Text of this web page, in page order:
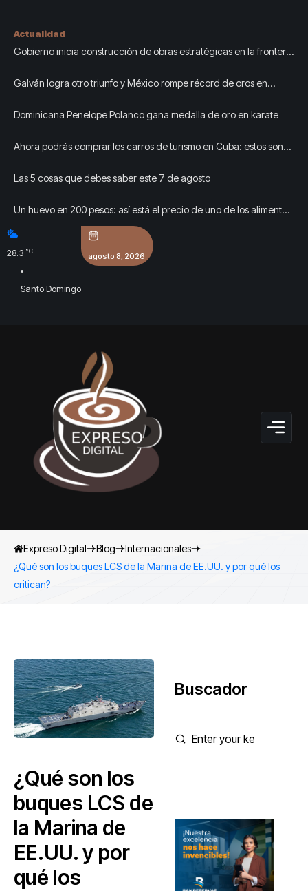
Actualidad
Gobierno inicia construcción de obras estratégicas en la frontera
Galván logra otro triunfo y México rompe récord de oros en
Dominicana Penelope Polanco gana medalla de oro en karate
Ahora podrás comprar los carros de turismo en Cuba: estos son
Las 5 cosas que debes saber este 7 de agosto
Un huevo en 200 pesos: así está el precio de uno de los alimentos
más buscados del cubano ahora mismo
28.3 °C
Santo Domingo
agosto 8, 2026
Expreso Digital Blog
Internacionales
¿Qué son los buques LCS de la Marina de EE.UU. y por qué los
critican?
¿Qué son los
buques LCS de
la Marina de
EE.UU. y por
qué los
Buscador